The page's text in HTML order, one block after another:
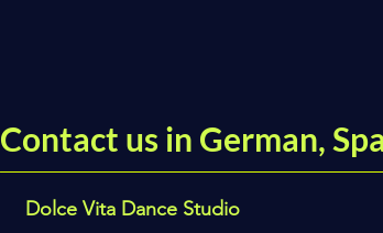
Contact us in German,
Dolce Vita Dance Studio